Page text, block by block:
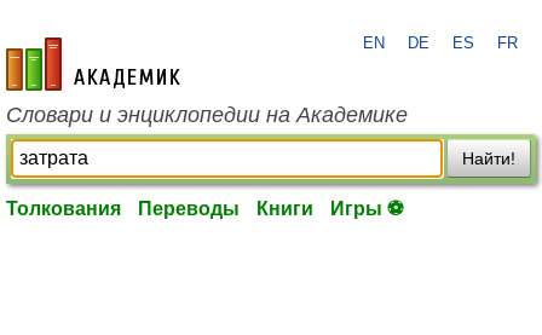
academic.ru
EN DE ES FR
Словари и энциклопедии на Академике
Найти!
Толкования Переводы Книги Игры ⚽